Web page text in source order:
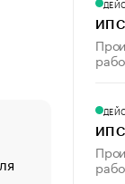
«От
ИП
ИП